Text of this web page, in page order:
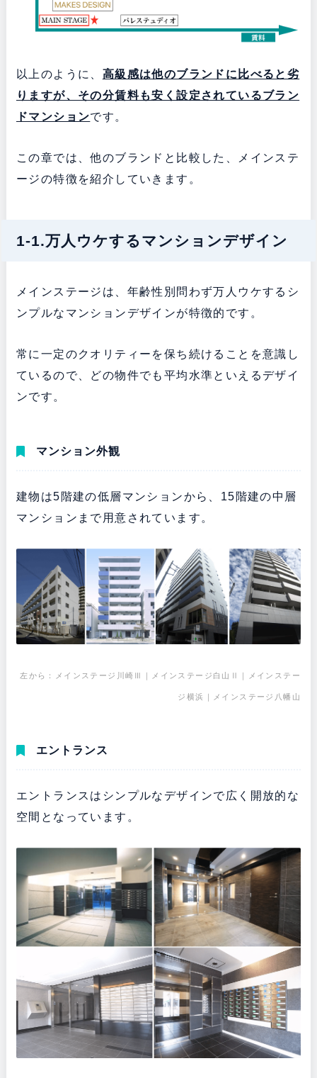
以上のように、 高級感は他のブランドに比べると劣
りますが、その分賃料も安く設定されているブラン
ドマンションです。
この章では、他のブランドと比較した、メインステ
ージの特徴を紹介していきます。
1-1.万人ウケするマンションデザイン
メインステージは、年齢性別問わず万人ウケするシ
ンプルなマンションデザインが特徴的です。
常に一定のクオリティーを保ち続けることを意識し
ているので、どの物件でも平均水準といえるデザイ
ンです。
マンション外観
建物は5階建の低層マンションから、15階建の中層
マンションまで用意されています。
左から：メインステージ川崎Ⅲ｜メインステージ白山Ⅱ｜メインステー
ジ横浜｜メインステージ八幡山
エントランス
エントランスはシンプルなデザインで広く開放的な
空間となっています。